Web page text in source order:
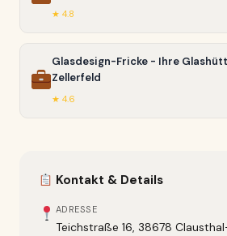
★ 4.8
Glasdesign-Fricke - Ihre
Zellerfeld
★ 4.6
Kontakt & Details
ADRESSE
Teichstraße 16, 38678